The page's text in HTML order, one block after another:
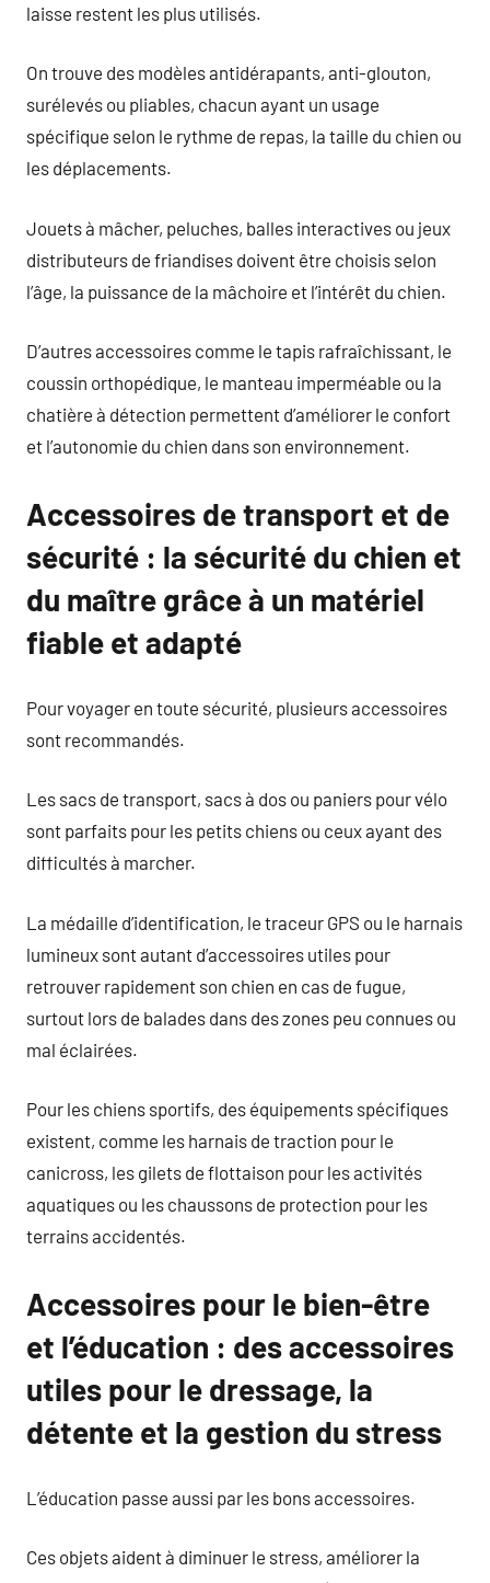
laisse restent les plus utilisés.
On trouve des modèles antidérapants, anti-glouton,
surélevés ou pliables, chacun ayant un usage
spécifique selon le rythme de repas, la taille du chien ou
les déplacements.
Jouets à mâcher, peluches, balles interactives ou jeux
distributeurs de friandises doivent être choisis selon
l’âge, la puissance de la mâchoire et l’intérêt du chien.
D’autres accessoires comme le tapis rafraîchissant, le
coussin orthopédique, le manteau imperméable ou la
chatière à détection permettent d’améliorer le confort
et l’autonomie du chien dans son environnement.
Accessoires de transport et de
sécurité : la sécurité du chien et
du maître grâce à un matériel
fiable et adapté
Pour voyager en toute sécurité, plusieurs accessoires
sont recommandés.
Les sacs de transport, sacs à dos ou paniers pour vélo
sont parfaits pour les petits chiens ou ceux ayant des
difficultés à marcher.
La médaille d’identification, le traceur GPS ou le harnais
lumineux sont autant d’accessoires utiles pour
retrouver rapidement son chien en cas de fugue,
surtout lors de balades dans des zones peu connues ou
mal éclairées.
Pour les chiens sportifs, des équipements spécifiques
existent, comme les harnais de traction pour le
canicross, les gilets de flottaison pour les activités
aquatiques ou les chaussons de protection pour les
terrains accidentés.
Accessoires pour le bien-être
et l’éducation : des accessoires
utiles pour le dressage, la
détente et la gestion du stress
L’éducation passe aussi par les bons accessoires.
Ces objets aident à diminuer le stress, améliorer la